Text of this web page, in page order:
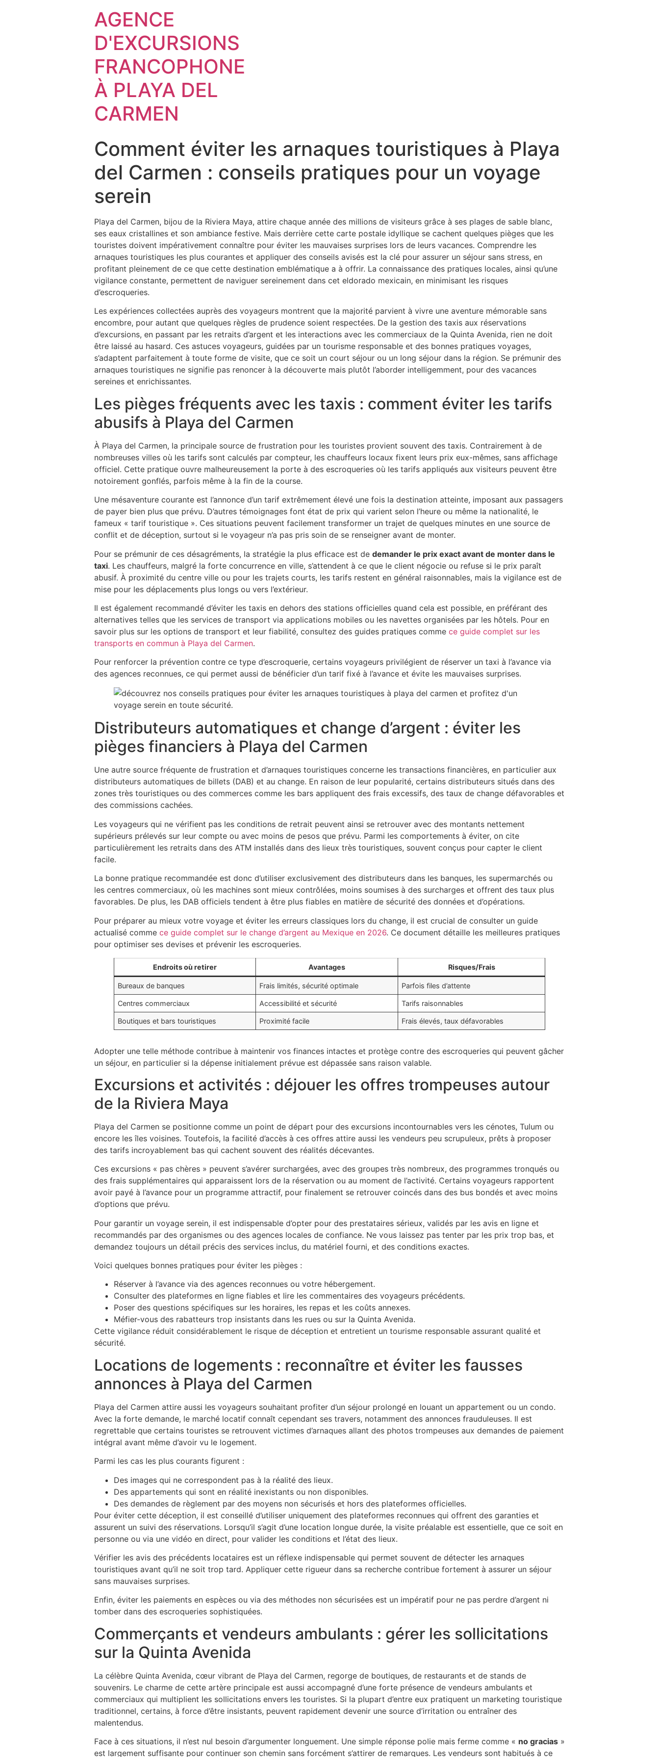
AGENCE
D'EXCURSIONS
FRANCOPHONE
À PLAYA DEL
CARMEN
Comment éviter les arnaques touristiques à Playa
del Carmen : conseils pratiques pour un voyage
serein
Playa del Carmen, bijou de la Riviera Maya, attire chaque année des millions de visiteurs grâce à ses plages de sable blanc,
ses eaux cristallines et son ambiance festive. Mais derrière cette carte postale idyllique se cachent quelques pièges que les
touristes doivent impérativement connaître pour éviter les mauvaises surprises lors de leurs vacances. Comprendre les
arnaques touristiques les plus courantes et appliquer des conseils avisés est la clé pour assurer un séjour sans stress, en
profitant pleinement de ce que cette destination emblématique a à offrir. La connaissance des pratiques locales, ainsi qu’une
vigilance constante, permettent de naviguer sereinement dans cet eldorado mexicain, en minimisant les risques
d’escroqueries.
Les expériences collectées auprès des voyageurs montrent que la majorité parvient à vivre une aventure mémorable sans
encombre, pour autant que quelques règles de prudence soient respectées. De la gestion des taxis aux réservations
d’excursions, en passant par les retraits d’argent et les interactions avec les commerciaux de la Quinta Avenida, rien ne doit
être laissé au hasard. Ces astuces voyageurs, guidées par un tourisme responsable et des bonnes pratiques voyages,
s’adaptent parfaitement à toute forme de visite, que ce soit un court séjour ou un long séjour dans la région. Se prémunir des
arnaques touristiques ne signifie pas renoncer à la découverte mais plutôt l’aborder intelligemment, pour des vacances
sereines et enrichissantes.
Les pièges fréquents avec les taxis : comment éviter les tarifs
abusifs à Playa del Carmen
À Playa del Carmen, la principale source de frustration pour les touristes provient souvent des taxis. Contrairement à de
nombreuses villes où les tarifs sont calculés par compteur, les chauffeurs locaux fixent leurs prix eux-mêmes, sans affichage
officiel. Cette pratique ouvre malheureusement la porte à des escroqueries où les tarifs appliqués aux visiteurs peuvent être
notoirement gonflés, parfois même à la fin de la course.
Une mésaventure courante est l’annonce d’un tarif extrêmement élevé une fois la destination atteinte, imposant aux passagers
de payer bien plus que prévu. D’autres témoignages font état de prix qui varient selon l’heure ou même la nationalité, le
fameux « tarif touristique ». Ces situations peuvent facilement transformer un trajet de quelques minutes en une source de
conflit et de déception, surtout si le voyageur n’a pas pris soin de se renseigner avant de monter.
Pour se prémunir de ces désagréments, la stratégie la plus efficace est de demander le prix exact avant de monter dans le
taxi. Les chauffeurs, malgré la forte concurrence en ville, s’attendent à ce que le client négocie ou refuse si le prix paraît
abusif. À proximité du centre ville ou pour les trajets courts, les tarifs restent en général raisonnables, mais la vigilance est de
mise pour les déplacements plus longs ou vers l’extérieur.
Il est également recommandé d’éviter les taxis en dehors des stations officielles quand cela est possible, en préférant des
alternatives telles que les services de transport via applications mobiles ou les navettes organisées par les hôtels. Pour en
savoir plus sur les options de transport et leur fiabilité, consultez des guides pratiques comme ce guide complet sur les
transports en commun à Playa del Carmen.
Pour renforcer la prévention contre ce type d’escroquerie, certains voyageurs privilégient de réserver un taxi à l’avance via
des agences reconnues, ce qui permet aussi de bénéficier d’un tarif fixé à l’avance et évite les mauvaises surprises.
Distributeurs automatiques et change d’argent : éviter les
pièges financiers à Playa del Carmen
Une autre source fréquente de frustration et d’arnaques touristiques concerne les transactions financières, en particulier aux
distributeurs automatiques de billets (DAB) et au change. En raison de leur popularité, certains distributeurs situés dans des
zones très touristiques ou des commerces comme les bars appliquent des frais excessifs, des taux de change défavorables et
des commissions cachées.
Les voyageurs qui ne vérifient pas les conditions de retrait peuvent ainsi se retrouver avec des montants nettement
supérieurs prélevés sur leur compte ou avec moins de pesos que prévu. Parmi les comportements à éviter, on cite
particulièrement les retraits dans des ATM installés dans des lieux très touristiques, souvent conçus pour capter le client
facile.
La bonne pratique recommandée est donc d’utiliser exclusivement des distributeurs dans les banques, les supermarchés ou
les centres commerciaux, où les machines sont mieux contrôlées, moins soumises à des surcharges et offrent des taux plus
favorables. De plus, les DAB officiels tendent à être plus fiables en matière de sécurité des données et d’opérations.
Pour préparer au mieux votre voyage et éviter les erreurs classiques lors du change, il est crucial de consulter un guide
actualisé comme ce guide complet sur le change d’argent au Mexique en 2026. Ce document détaille les meilleures pratiques
pour optimiser ses devises et prévenir les escroqueries.
Endroits où retirer Avantages Risques/Frais
Bureaux de banques Frais limités, sécurité optimale Parfois files d’attente
Centres commerciaux Accessibilité et sécurité Tarifs raisonnables
Boutiques et bars touristiques Proximité facile Frais élevés, taux défavorables
Adopter une telle méthode contribue à maintenir vos finances intactes et protège contre des escroqueries qui peuvent gâcher
un séjour, en particulier si la dépense initialement prévue est dépassée sans raison valable.
Excursions et activités : déjouer les offres trompeuses autour
de la Riviera Maya
Playa del Carmen se positionne comme un point de départ pour des excursions incontournables vers les cénotes, Tulum ou
encore les îles voisines. Toutefois, la facilité d’accès à ces offres attire aussi les vendeurs peu scrupuleux, prêts à proposer
des tarifs incroyablement bas qui cachent souvent des réalités décevantes.
Ces excursions « pas chères » peuvent s’avérer surchargées, avec des groupes très nombreux, des programmes tronqués ou
des frais supplémentaires qui apparaissent lors de la réservation ou au moment de l’activité. Certains voyageurs rapportent
avoir payé à l’avance pour un programme attractif, pour finalement se retrouver coincés dans des bus bondés et avec moins
d’options que prévu.
Pour garantir un voyage serein, il est indispensable d’opter pour des prestataires sérieux, validés par les avis en ligne et
recommandés par des organismes ou des agences locales de confiance. Ne vous laissez pas tenter par les prix trop bas, et
demandez toujours un détail précis des services inclus, du matériel fourni, et des conditions exactes.
Voici quelques bonnes pratiques pour éviter les pièges :
Réserver à l’avance via des agences reconnues ou votre hébergement.
Consulter des plateformes en ligne fiables et lire les commentaires des voyageurs précédents.
Poser des questions spécifiques sur les horaires, les repas et les coûts annexes.
Méfier-vous des rabatteurs trop insistants dans les rues ou sur la Quinta Avenida.
Cette vigilance réduit considérablement le risque de déception et entretient un tourisme responsable assurant qualité et
sécurité.
Locations de logements : reconnaître et éviter les fausses
annonces à Playa del Carmen
Playa del Carmen attire aussi les voyageurs souhaitant profiter d’un séjour prolongé en louant un appartement ou un condo.
Avec la forte demande, le marché locatif connaît cependant ses travers, notamment des annonces frauduleuses. Il est
regrettable que certains touristes se retrouvent victimes d’arnaques allant des photos trompeuses aux demandes de paiement
intégral avant même d’avoir vu le logement.
Parmi les cas les plus courants figurent :
Des images qui ne correspondent pas à la réalité des lieux.
Des appartements qui sont en réalité inexistants ou non disponibles.
Des demandes de règlement par des moyens non sécurisés et hors des plateformes officielles.
Pour éviter cette déception, il est conseillé d’utiliser uniquement des plateformes reconnues qui offrent des garanties et
assurent un suivi des réservations. Lorsqu’il s’agit d’une location longue durée, la visite préalable est essentielle, que ce soit en
personne ou via une vidéo en direct, pour valider les conditions et l’état des lieux.
Vérifier les avis des précédents locataires est un réflexe indispensable qui permet souvent de détecter les arnaques
touristiques avant qu’il ne soit trop tard. Appliquer cette rigueur dans sa recherche contribue fortement à assurer un séjour
sans mauvaises surprises.
Enfin, éviter les paiements en espèces ou via des méthodes non sécurisées est un impératif pour ne pas perdre d’argent ni
tomber dans des escroqueries sophistiquées.
Commerçants et vendeurs ambulants : gérer les sollicitations
sur la Quinta Avenida
La célèbre Quinta Avenida, cœur vibrant de Playa del Carmen, regorge de boutiques, de restaurants et de stands de
souvenirs. Le charme de cette artère principale est aussi accompagné d’une forte présence de vendeurs ambulants et
commerciaux qui multiplient les sollicitations envers les touristes. Si la plupart d’entre eux pratiquent un marketing touristique
traditionnel, certains, à force d’être insistants, peuvent rapidement devenir une source d’irritation ou entraîner des
malentendus.
Face à ces situations, il n’est nul besoin d’argumenter longuement. Une simple réponse polie mais ferme comme « no gracias »
est largement suffisante pour continuer son chemin sans forcément s’attirer de remarques. Les vendeurs sont habitués à ce